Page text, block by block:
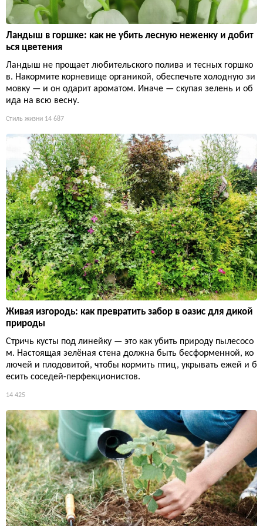
Ландыш в горшке: как не убить лесную неженку и добит
ься цветения
Ландыш не прощает любительского полива и тесных горшко
в. Накормите корневище органикой, обеспечьте холодную зи
мовку — и он одарит ароматом. Иначе — скупая зелень и об
ида на всю весну.
Стиль жизни 14 687
Живая изгородь: как превратить забор в оазис для дикой
природы
Стричь кусты под линейку — это как убить природу пылесосо
м. Настоящая зелёная стена должна быть бесформенной, ко
лючей и плодовитой, чтобы кормить птиц, укрывать ежей и б
есить соседей-перфекционистов.
14 425